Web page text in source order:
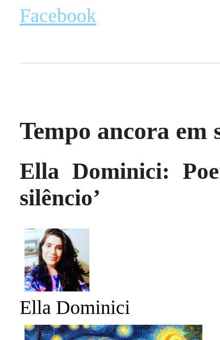
Facebook
Tempo ancora em
Ella Dominici:
silêncio’
Ella Dominici